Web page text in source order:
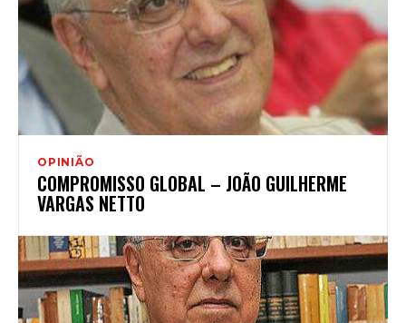
OPINIÃO
COMPROMISSO GLOBAL – JOÃO GUILHERME
VARGAS NETTO